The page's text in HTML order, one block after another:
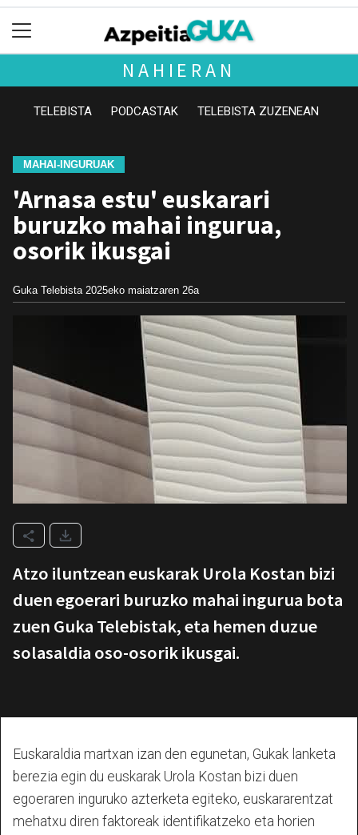
NAHIERAN
TELEBISTA PODCASTAK TELEBISTA ZUZENEAN
MAHAI-INGURUAK
'Arnasa estu' euskarari
buruzko mahai ingurua,
osorik ikusgai
Guka Telebista 2025eko maiatzaren 26a
Atzo iluntzean euskarak Urola Kostan bizi
duen egoerari buruzko mahai ingurua bota
zuen Guka Telebistak, eta hemen duzue
solasaldia oso-osorik ikusgai.
Euskaraldia martxan izan den egunetan, Gukak lanketa
berezia egin du euskarak Urola Kostan bizi duen
egoeraren inguruko azterketa egiteko, euskararentzat
mehatxu diren faktoreak identifikatzeko eta horien